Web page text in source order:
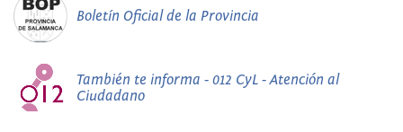
Boletín Oficial de la Provincia
También te informa - 012 CyL - Atención al
Ciudadano